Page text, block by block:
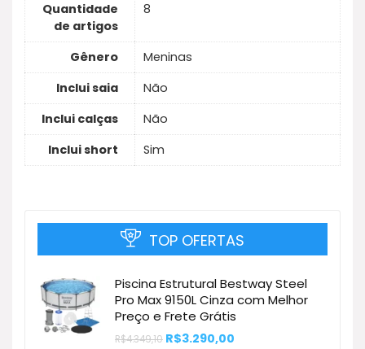
Quantidade
de artigos
8
Gênero
Meninas
Inclui saia
Não
Inclui calças
Não
Inclui short
Sim
TOP OFERTAS
Piscina Estrutural Bestway Steel
Pro Max 9150L Cinza com Melhor
Preço e Frete Grátis
R$4.349,10 O
R$3.290,00